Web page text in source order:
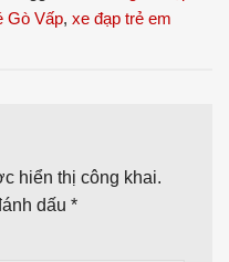
Gò Vấp, xe đạp trẻ em
hiển thị công khai.
dấu *